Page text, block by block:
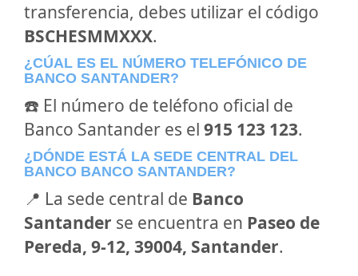
transferencia, debes utilizar el código
BSCHESMMXXX.
¿CÚAL ES EL NÚMERO TELEFÓNICO DE
BANCO SANTANDER?
☎️ El número de teléfono oficial de
Banco Santander es el 915 123 123.
¿DÓNDE ESTÁ LA SEDE CENTRAL DEL
BANCO BANCO SANTANDER?
📍 La sede central de Banco
Santander se encuentra en Paseo de
Pereda, 9-12, 39004, Santander.